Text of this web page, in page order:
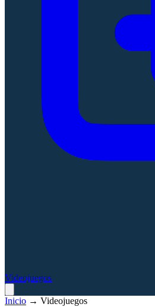
Videojuegos
Inicio → Videojuegos